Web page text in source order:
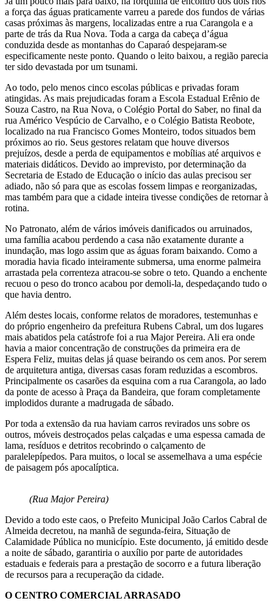
a força das águas praticamente varreu a parede dos fundos de várias
casas próximas às margens, localizadas entre a rua Carangola e a
parte de trás da Rua Nova. Toda a carga da cabeça d’água
conduzida desde as montanhas do Caparaó despejaram-se
especificamente neste ponto. Quando o leito baixou, a região parecia
ter sido devastada por um tsunami.
Ao todo, pelo menos cinco escolas públicas e privadas foram
atingidas. As mais prejudicadas foram a Escola Estadual Erênio de
Souza Castro, na Rua Nova, o Colégio Portal do Saber, no final da
rua Américo Vespúcio de Carvalho, e o Colégio Batista Reobote,
localizado na rua Francisco Gomes Monteiro, todos situados bem
próximos ao rio. Seus gestores relatam que houve diversos
prejuízos, desde a perda de equipamentos e mobílias até arquivos e
materiais didáticos. Devido ao imprevisto, por determinação da
Secretaria de Estado de Educação o início das aulas precisou ser
adiado, não só para que as escolas fossem limpas e reorganizadas,
mas também para que a cidade inteira tivesse condições de retornar à
rotina.
No Patronato, além de vários imóveis danificados ou arruinados,
uma família acabou perdendo a casa não exatamente durante a
inundação, mas logo assim que as águas foram baixando. Como a
moradia havia ficado inteiramente submersa, uma enorme palmeira
arrastada pela correnteza atracou-se sobre o teto. Quando a enchente
recuou o peso do tronco acabou por demoli-la, despedaçando tudo o
que havia dentro.
Além destes locais, conforme relatos de moradores, testemunhas e
do próprio engenheiro da prefeitura Rubens Cabral, um dos lugares
mais abatidos pela catástrofe foi a rua Major Pereira. Ali era onde
havia a maior concentração de construções da primeira era de
Espera Feliz, muitas delas já quase beirando os cem anos. Por serem
de arquitetura antiga, diversas casas foram reduzidas a escombros.
Principalmente os casarões da esquina com a rua Carangola, ao lado
da ponte de acesso à Praça da Bandeira, que foram completamente
implodidos durante a madrugada de sábado.
Por toda a extensão da rua haviam carros revirados uns sobre os
outros, móveis destroçados pelas calçadas e uma espessa camada de
lama, resíduos e detritos recobrindo o calçamento de
paralelepípedos. Para muitos, o local se assemelhava a uma espécie
de paisagem pós apocalíptica.
(Rua Major Pereira)
Devido a todo este caos, o Prefeito Municipal João Carlos Cabral de
Almeida decretou, na manhã de segunda-feira, Situação de
Calamidade Pública no município. Este documento, já emitido desde
a noite de sábado, garantiria o auxílio por parte de autoridades
estaduais e federais para a prestação de socorro e a futura liberação
de recursos para a recuperação da cidade.
O CENTRO COMERCIAL ARRASADO